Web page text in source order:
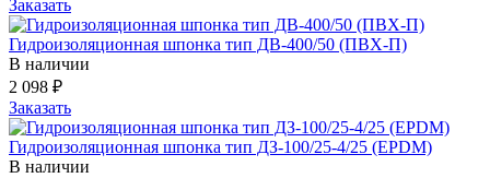
Заказать
Гидроизоляционная шпонка тип ДВ-400/50 (ПВХ-П)
В наличии
2 098 ₽
Заказать
Гидроизоляционная шпонка тип ДЗ-100/25-4/25 (EPDM)
В наличии